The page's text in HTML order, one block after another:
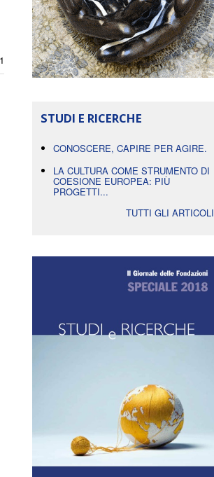
STUDI E RICERCHE
CONOSCERE, CAPIRE PER AGIRE.
LA CULTURA COME STRUMENTO DI
COESIONE EUROPEA: PIÙ
PROGETTI...
TUTTI GLI ARTICOLI